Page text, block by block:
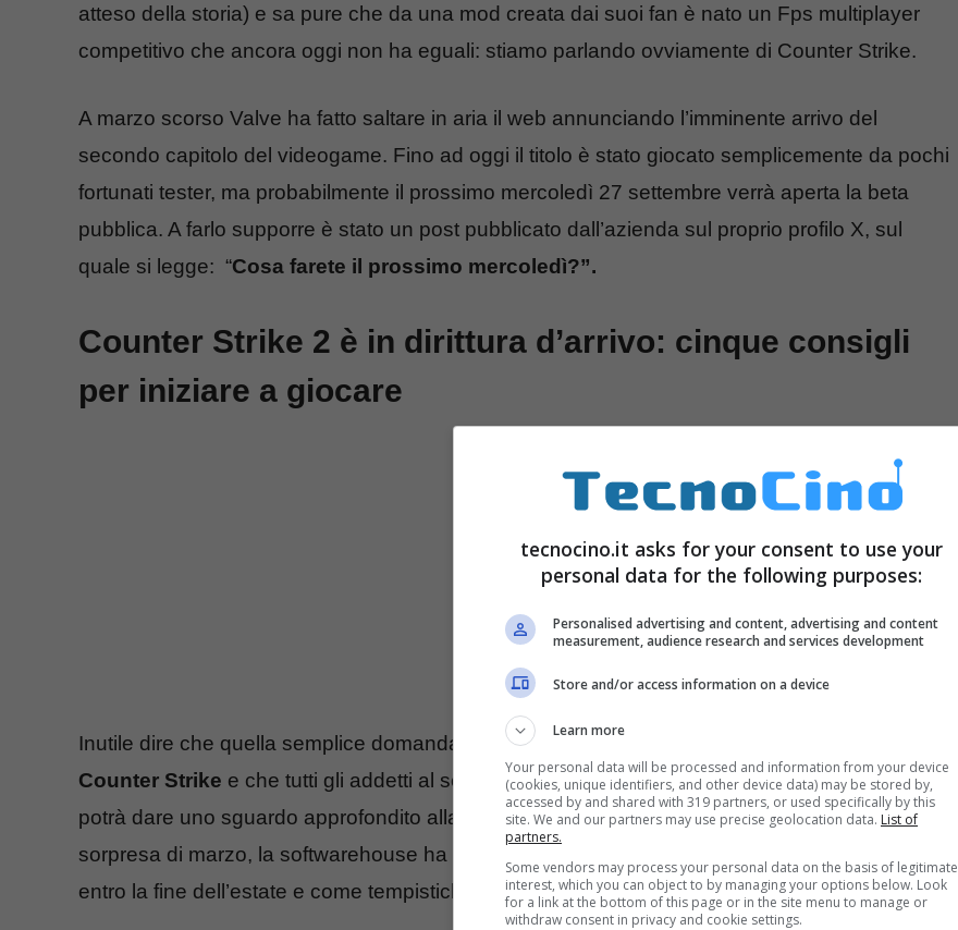
atteso della storia) e sa pure che da una mod creata dai suoi fan è nato un Fps multiplayer
competitivo che ancora oggi non ha eguali: stiamo parlando ovviamente di Counter Strike.
A marzo scorso Valve ha fatto saltare in aria il web annunciando l’imminente arrivo del
secondo capitolo del videogame. Fino ad oggi il titolo è stato giocato semplicemente da pochi
fortunati tester, ma probabilmente il prossimo mercoledì 27 settembre verrà aperta la beta
pubblica. A farlo supporre è stato un post pubblicato dall’azienda sul proprio profilo X, sul
quale si legge: “Cosa farete il prossimo mercoledì?”.
Counter Strike 2 è in dirittura d’arrivo: cinque consigli
per iniziare a giocare
Inutile dire che quella semplice domanda
ha creato un hype esagerato nella community di
Counter Strike e che tutti gli addetti al settore sono concordi nel dire che proprio mercoledì si
potrà dare uno sguardo approfondito alla nuova Ip di Valve. D’altronde nell’annuncio a
sorpresa di marzo, la softwarehouse ha annunciato che la beta pubblica sarebbe giunta
entro la fine dell’estate e come tempistiche ci siamo.
tecnocino.it asks for your consent to use your
personal data for the following purposes:
Personalised advertising and content, advertising and content
measurement, audience research and services development
Store and/or access information on a device
Learn more
Your personal data will be processed and information from your device
(cookies, unique identifiers, and other device data) may be stored by,
accessed by and shared with 319 partners, or used specifically by this
site. We and our partners may use precise geolocation data. List of
partners.
Some vendors may process your personal data on the basis of legitimate
interest, which you can object to by managing your options below. Look
for a link at the bottom of this page or in the site menu to manage or
withdraw consent in privacy and cookie settings.